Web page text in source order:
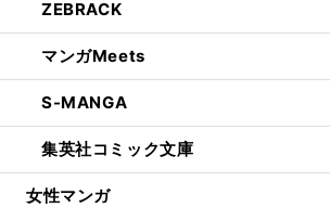
ZEBRACK
マンガMeets
S-MANGA
集英社コミック文庫
女性マンガ